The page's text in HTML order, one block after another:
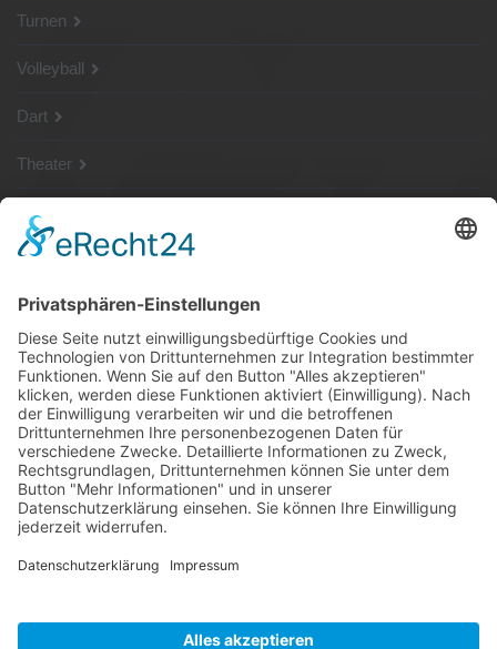
Turnen
Volleyball
Dart
Theater
SG Shop
Sponsoren
Kontakt
Social Media
Rechtliches